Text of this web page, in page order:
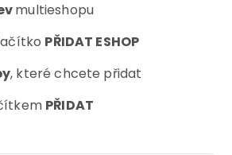
multieshopu
PŘIDAT ESHOP
, které chcete přidat
PŘIDAT